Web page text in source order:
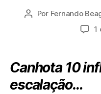
Autor
Por Fernando
1
Canhota 10
escalação…